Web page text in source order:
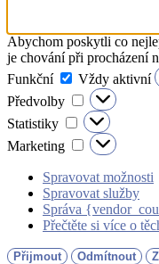
Abychom poskytli co
je chování při procházení
Funkční
Funkční
Vždy aktivní
Předvolby
Předvolby
Statistiky
Statistiky
Marketing
Marketing
Spravovat možnosti
Spravovat služby
Správa
Přečtěte si více o
Přijmout Odmítnout